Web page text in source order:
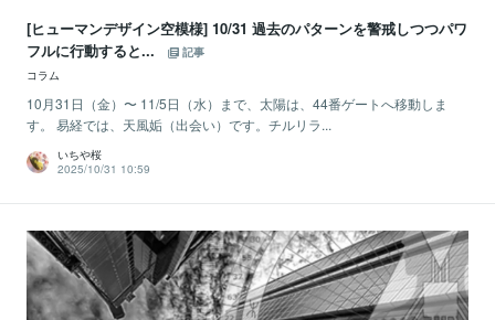
[ヒューマンデザイン空模様] 10/31 過去のパターンを警戒しつつパワ
フルに行動すると...
記事
コラム
10月31日（金）〜 11/5日（水）まで、太陽は、44番ゲートへ移動しま
す。 易経では、天風姤（出会い）です。チルリラ...
いちや桜
2025/10/31 10:59